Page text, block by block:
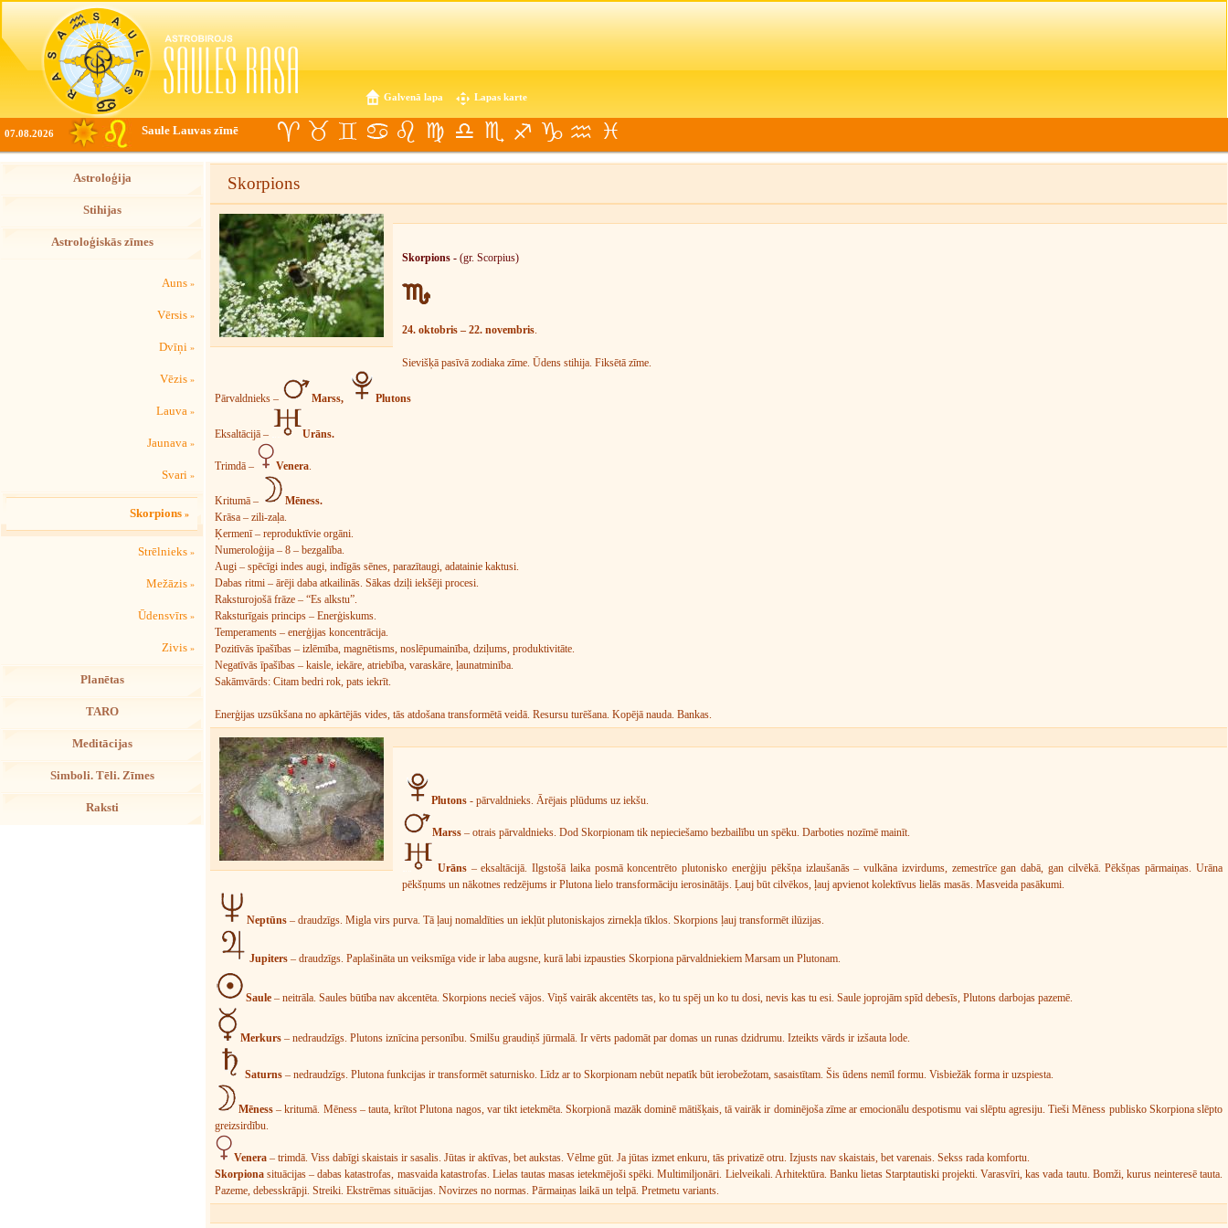
Galvenā lapa Lapas karte
07.08.2026 Saule Lauvas zīmē
Astroloģija
Stihijas
Astroloģiskās zīmes
Auns »
Vērsis »
Dvīņi »
Vēzis »
Lauva »
Jaunava »
Svari »
Skorpions »
Strēlnieks »
Mežāzis »
Ūdensvīrs »
Zivis »
Planētas
TARO
Meditācijas
Simboli. Tēli. Zīmes
Raksti
Skorpions
Skorpions - (gr. Scorpius)
24. oktobris – 22. novembris.
Sievišķā pasīvā zodiaka zīme. Ūdens stihija. Fiksētā zīme.
Pārvaldnieks – Marss, Plutons
Eksaltācijā – Urāns.
Trimdā – Venera.
Kritumā –
Mēness.
Krāsa – zili-zaļa.
Ķermenī – reproduktīvie orgāni.
Numeroloģija – 8 – bezgalība.
Augi – spēcīgi indes augi, indīgās sēnes, parazītaugi, adatainie kaktusi.
Dabas ritmi – ārēji daba atkailinās. Sākas dziļi iekšēji procesi.
Raksturojošā frāze – “Es alkstu”.
Raksturīgais princips – Enerģiskums.
Temperaments – enerģijas koncentrācija.
Pozitīvās īpašības – izlēmība, magnētisms, noslēpumainība, dziļums, produktivitāte.
Negatīvās īpašības – kaisle, iekāre, atriebība, varaskāre, ļaunatminība.
Sakāmvārds: Citam bedri rok, pats iekrīt.
Enerģijas uzsūkšana no apkārtējās vides, tās atdošana transformētā veidā. Resursu turēšana. Kopējā nauda. Bankas.
Plutons - pārvaldnieks. Ārējais plūdums uz iekšu.
Marss – otrais pārvaldnieks. Dod Skorpionam tik nepieciešamo bezbailību un spēku. Darboties nozīmē mainīt.
Urāns – eksaltācijā. Ilgstošā laika posmā koncentrēto plutonisko enerģiju pēkšņa izlaušanās – vulkāna izvirdums, zemestrīce gan dabā, gan cilvēkā. Pēkšņas pārmaiņas. Urāna
pēkšņums un nākotnes redzējums ir Plutona lielo transformāciju ierosinātājs. Ļauj būt cilvēkos, ļauj apvienot kolektīvus lielās masās. Masveida pasākumi.
Neptūns – draudzīgs. Migla virs purva. Tā ļauj nomaldīties un iekļūt plutoniskajos zirnekļa tīklos. Skorpions ļauj transformēt ilūzijas.
Jupiters – draudzīgs. Paplašināta un veiksmīga vide ir laba augsne, kurā labi izpausties Skorpiona pārvaldniekiem Marsam un Plutonam.
Saule – neitrāla. Saules būtība nav akcentēta. Skorpions necieš vājos. Viņš vairāk akcentēts tas, ko tu spēj un ko tu dosi, nevis kas tu esi. Saule joprojām spīd debesīs, Plutons darbojas pazemē.
Merkurs – nedraudzīgs. Plutons iznīcina personību. Smilšu graudiņš jūrmalā. Ir vērts padomāt par domas un runas dzidrumu. Izteikts vārds ir izšauta lode.
Saturns – nedraudzīgs. Plutona funkcijas ir transformēt saturnisko. Līdz ar to Skorpionam nebūt nepatīk būt ierobežotam, sasaistītam. Šis ūdens nemīl formu. Visbiežāk forma ir uzspiesta.
Mēness – kritumā. Mēness – tauta, krītot Plutona nagos, var tikt ietekmēta. Skorpionā mazāk dominē mātišķais, tā vairāk ir dominējoša zīme ar emocionālu despotismu vai slēptu agresiju. Tieši Mēness publisko Skorpiona slēpto
greizsirdību.
Venera – trimdā. Viss dabīgi skaistais ir sasalis. Jūtas ir aktīvas, bet aukstas. Vēlme gūt. Ja jūtas izmet enkuru, tās privatizē otru. Izjusts nav skaistais, bet varenais. Sekss rada komfortu.
Skorpiona situācijas – dabas katastrofas, masvaida katastrofas. Lielas tautas masas ietekmējoši spēki. Multimiljonāri. Lielveikali. Arhitektūra. Banku lietas Starptautiski projekti. Varasvīri, kas vada tautu. Bomži, kurus neinteresē tauta.
Pazeme, debesskrāpji. Streiki. Ekstrēmas situācijas. Novirzes no normas. Pārmaiņas laikā un telpā. Pretmetu variants.